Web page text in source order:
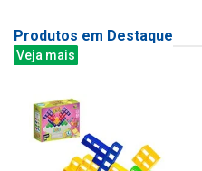
Produtos em Destaque
Veja mais